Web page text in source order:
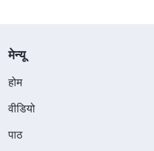
मेन्यू
होम
वीडियो
पाठ